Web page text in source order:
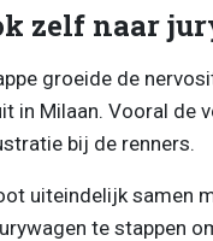
zelf naar
groeide de
in Milaan. Vooral de
bij de renners.
uiteindelijk samen
te stappen